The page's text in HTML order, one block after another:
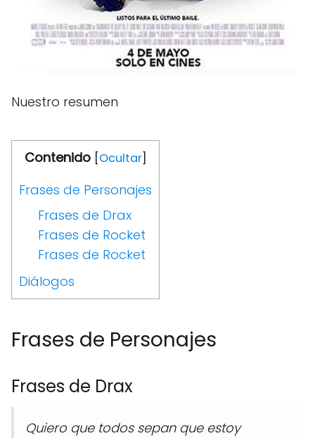
Nuestro resumen
Contenido [Ocultar]
Frases de Personajes
Frases de Drax
Frases de Rocket
Frases de Rocket
Diálogos
Frases de Personajes
Frases de Drax
Quiero que todos sepan que estoy